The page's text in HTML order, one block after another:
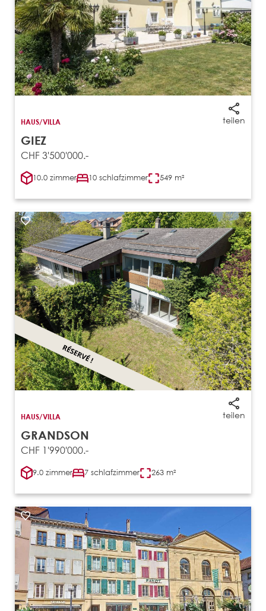
teilen
HAUS/VILLA
GIEZ
CHF 3'500'000.-
10.0 zimmer 10 schlafzimmer 549 m²
teilen
HAUS/VILLA
GRANDSON
CHF 1'990'000.-
9.0 zimmer 7 schlafzimmer 263 m²